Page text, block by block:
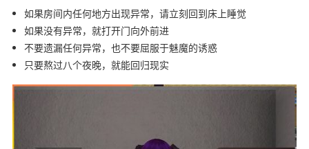
如果房间内任何地方出现异常，请立刻回到床上睡觉
如果没有异常，就打开门向外前进
不要遗漏任何异常，也不要屈服于魅魔的诱惑
只要熬过八个夜晚，就能回归现实